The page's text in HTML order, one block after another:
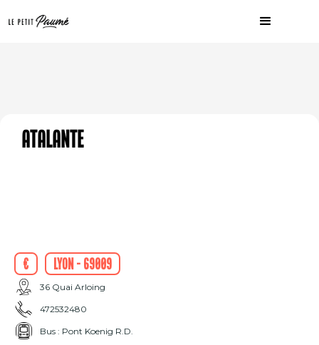
Atalante
€ Lyon - 69009
36 Quai Arloing
472532480
Bus : Pont Koenig R.D.